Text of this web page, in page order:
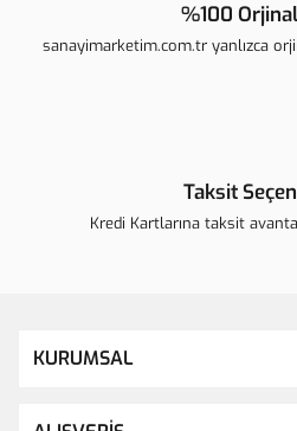
%100
sanayimarketim.com.tr yanlızca
Taksit
Kredi Kartlarına taksit
KURUMSAL